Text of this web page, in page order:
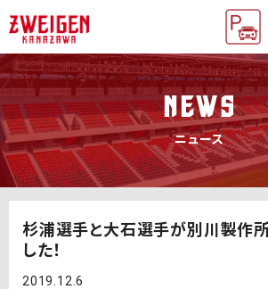
NEWS
ニュース
杉浦選手と大石選手が別川製作
した！
2019.12.6